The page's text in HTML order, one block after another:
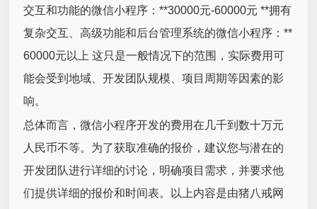
交互和功能的微信小程序：**30000元-60000元 **拥有
复杂交互、高级功能和后台管理系统的微信小程序：**
60000元以上 这只是一般情况下的范围，实际费用可
能会受到地域、开发团队规模、项目周期等因素的影
响。
总体而言，微信小程序开发的费用在几千到数十万元
人民币不等。为了获取准确的报价，建议您与潜在的
开发团队进行详细的讨论，明确项目需求，并要求他
们提供详细的报价和时间表。以上内容是由猪八戒网